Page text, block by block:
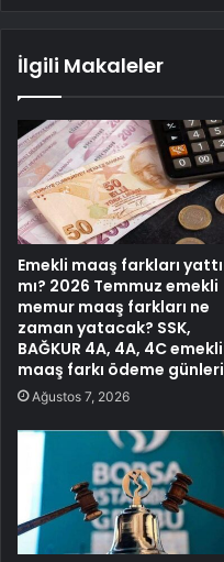
İlgili Makaleler
Emekli maaş farkları yattı
mı? 2026 Temmuz emekli
memur maaş farkları ne
zaman yatacak? SSK,
BAĞKUR 4A, 4A, 4C emekli
maaş farkı ödeme günleri
Ağustos 7, 2026